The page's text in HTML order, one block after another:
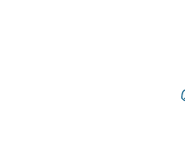
Top